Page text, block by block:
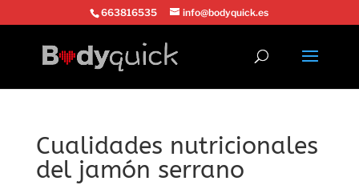
663816535 info@bodyquick.es
Cualidades nutricionales
del jamón serrano